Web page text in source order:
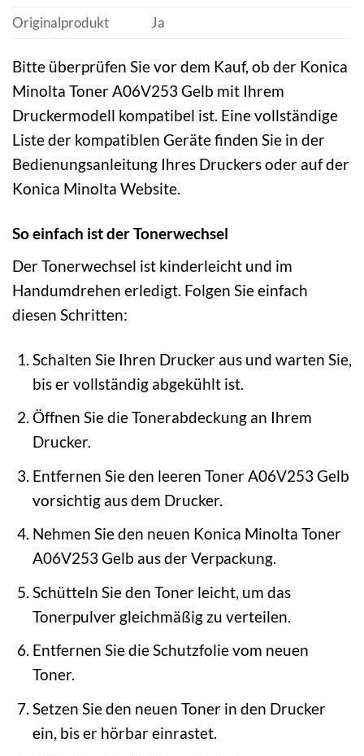
Originalprodukt
Ja
Bitte überprüfen Sie vor dem Kauf, ob der Konica
Minolta Toner A06V253 Gelb mit Ihrem
Druckermodell kompatibel ist. Eine vollständige
Liste der kompatiblen Geräte finden Sie in der
Bedienungsanleitung Ihres Druckers oder auf der
Konica Minolta Website.
So einfach ist der Tonerwechsel
Der Tonerwechsel ist kinderleicht und im
Handumdrehen erledigt. Folgen Sie einfach
diesen Schritten:
Schalten Sie Ihren Drucker aus und warten Sie,
bis er vollständig abgekühlt ist.
Öffnen Sie die Tonerabdeckung an Ihrem
Drucker.
Entfernen Sie den leeren Toner A06V253 Gelb
vorsichtig aus dem Drucker.
Nehmen Sie den neuen Konica Minolta Toner
A06V253 Gelb aus der Verpackung.
Schütteln Sie den Toner leicht, um das
Tonerpulver gleichmäßig zu verteilen.
Entfernen Sie die Schutzfolie vom neuen
Toner.
Setzen Sie den neuen Toner in den Drucker
ein, bis er hörbar einrastet.